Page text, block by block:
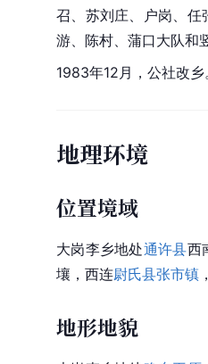
召、苏刘庄、户岗、任
游、陈村、蒲口大队和
1983年12月，公社改乡
地理环境
位置境域
大岗李乡地处通许县西
壤，西连尉氏县张市镇
地形地貌